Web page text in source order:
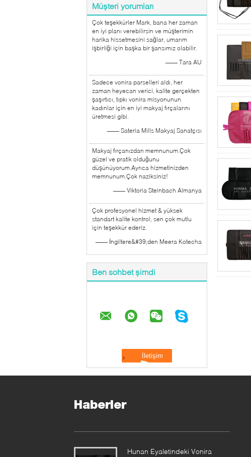
Müşteri yorumları
Çok teşekkürler Mark, bana her zaman
en iyi planı verebilirsin ve müşterimin
harika hissetmesini sağlar, umarım
işbirliği için başka bir şansımız olabilir.
—— Tara AU
Sadece vonira parselleri aldı, her
zaman heyecan verici, kalite gerçekten
şaşırtıcı, tıpkı vonira misyonunun
kadınlar için en iyi makyaj fırçalarını
üretmesi gibi.
—— Sateria Mills Makyaj Sanatçısı
Makyaj fırçanızdan memnunum.Çok
güzel ve pratik olduğunu
düşünüyorum.Ayrıca hizmetinizden
memnunum.Çok naziksiniz!
—— Viktoria Steinbach Almanya
Çok profesyonel hizmet & yüksek
standart kalite kontrol, sen çok mutlu
için teşekkür ederiz.
—— İngiltere&#39;den Meera Kotecha
Ben sohbet şimdi
Haberler
Hunan Eyaletindeki Vonira